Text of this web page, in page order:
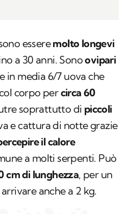
esseremolto longevi
a 30 anni. Sonoovipari
in media 6/7 uova che
corpo percirca 60
soprattutto di piccoli
e cattura di notte grazie
il calore
a molti serpenti. Può
cm di lunghezza, per un
anche a 2 kg.